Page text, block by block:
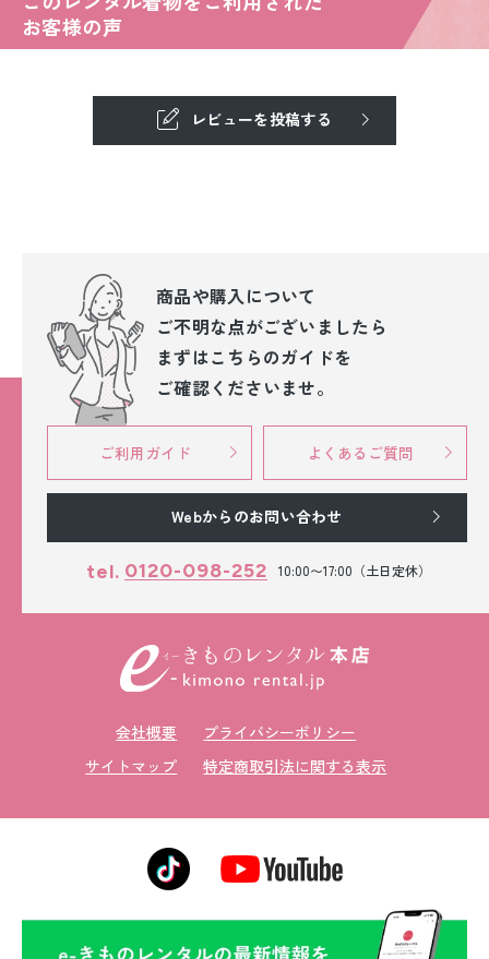
お客様の声
レビューを投稿する
商品や購入について
ご不明な点がございましたら
まずはこちらのガイドを
ご確認くださいませ。
ご利用ガイド よくあるご質問
Webからのお問い合わせ
tel. 0120-098-252 10:00〜17:00（土日定休）
会社概要
プライバシーポリシー
サイトマップ
特定商取引法に関する表示